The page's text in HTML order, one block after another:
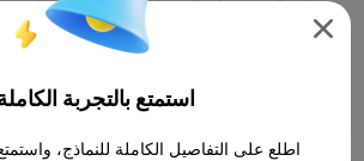
 09m 57s  1 plates

استمتع بالتجربة
اطلع على التفاصيل الكاملة للنماذج،